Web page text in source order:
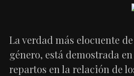
La verdad más elocuente
género, está demostrada
repartos en la relación de